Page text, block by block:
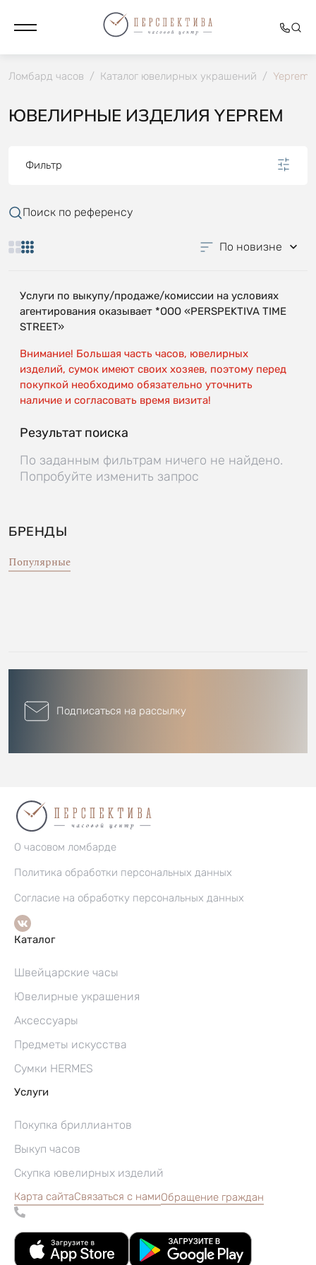
Ломбард часов / Каталог ювелирных украшений / Yeprem
ЮВЕЛИРНЫЕ ИЗДЕЛИЯ YEPREM
Фильтр
Поиск по референсу
По новизне
Услуги по выкупу/продаже/комиссии на условиях
агентирования оказывает *OOO «PERSPEKTIVA TIME
STREET»
Внимание! Большая часть часов, ювелирных
изделий, сумок имеют своих хозяев, поэтому перед
покупкой необходимо обязательно уточнить
наличие и согласовать время визита!
Результат поиска
По заданным фильтрам ничего не найдено.
Попробуйте изменить запрос
БРЕНДЫ
Популярные
Подписаться на рассылку
О часовом ломбарде
Политика обработки персональных данных
Согласие на обработку персональных данных
Каталог
Швейцарские часы
Ювелирные украшения
Аксессуары
Предметы искусства
Сумки HERMES
Услуги
Покупка бриллиантов
Выкуп часов
Скупка ювелирных изделий
Карта сайтаСвязаться с намиОбращение граждан